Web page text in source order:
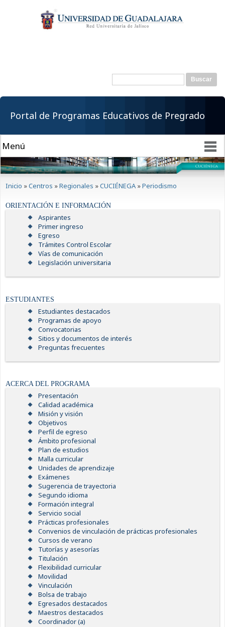
contenido
principal
Formulario de
Buscar
Portal de Programas Educativos de Pregrado
Inicio »Centros »Regionales »CUCIÉNEGA »Periodismo
ORIENTACIÓN E INFORMACIÓN
Aspirantes
Primer ingreso
Egreso
Trámites Control Escolar
Vías de comunicación
Legislación universitaria
ESTUDIANTES
Estudiantes destacados
Programas de apoyo
Convocatorias
Sitios y documentos de interés
Preguntas frecuentes
ACERCA DEL PROGRAMA
Presentación
Calidad académica
Misión y visión
Objetivos
Perfil de egreso
Ámbito profesional
Plan de estudios
Malla curricular
Unidades de aprendizaje
Exámenes
Sugerencia de trayectoria
Segundo idioma
Formación integral
Servicio social
Prácticas profesionales
Convenios de vinculación de prácticas profesionales
Cursos de verano
Tutorías y asesorías
Titulación
Flexibilidad curricular
Movilidad
Vinculación
Bolsa de trabajo
Egresados destacados
Maestros destacados
Coordinador (a)